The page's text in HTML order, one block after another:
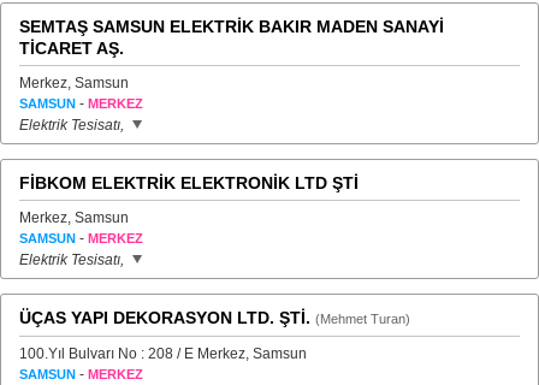
SEMTAŞ SAMSUN ELEKTRİK BAKIR MADEN SANAYİ
TİCARET AŞ.
Merkez, Samsun
SAMSUN - MERKEZ
Elektrik Tesisatı,
FİBKOM ELEKTRİK ELEKTRONİK LTD ŞTİ
Merkez, Samsun
SAMSUN - MERKEZ
Elektrik Tesisatı,
ÜÇAS YAPI DEKORASYON LTD. ŞTİ. (Mehmet Turan)
100.Yıl Bulvarı No : 208 / E Merkez, Samsun
SAMSUN - MERKEZ